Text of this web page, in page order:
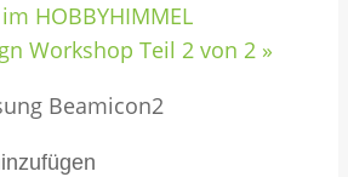
HOBBYHIMMEL
Workshop Teil 2 von 2 »
Beamicon2